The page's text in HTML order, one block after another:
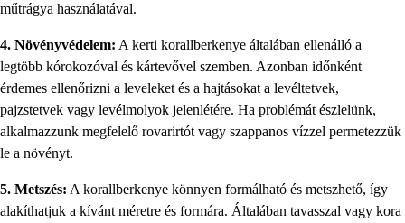
műtrágya használatával.
4. Növényvédelem: A kerti korallberkenye általában ellenálló a
legtöbb kórokozóval és kártevővel szemben. Azonban időnként
érdemes ellenőrizni a leveleket és a hajtásokat a levéltetvek,
pajzstetvek vagy levélmolyok jelenlétére. Ha problémát észlelünk,
alkalmazzunk megfelelő rovarirtót vagy szappanos vízzel permetezzük
le a növényt.
5. Metszés: A korallberkenye könnyen formálható és metszhető, így
alakíthatjuk a kívánt méretre és formára. Általában tavasszal vagy kora